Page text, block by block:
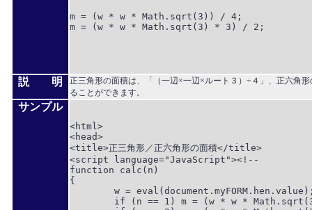
m = (w * w * Math.sqrt(3)) / 4;
m = (w * w * Math.sqrt(3) * 3) / 2;
説 明
正三角形の面積は、「（一辺×一辺×ルート３）÷４」、正六角
ることができます。
サンプル
<html>
<head>
<title>正三角形／正六角形の面積</title>
<script language="JavaScript"><!--
function calc(n)
{